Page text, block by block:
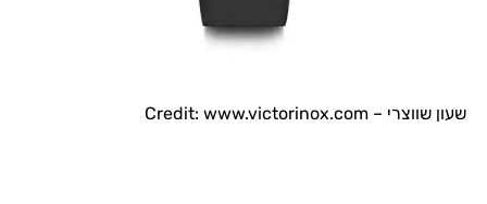
שעון שווצרי – Credit: www.victorinox.com